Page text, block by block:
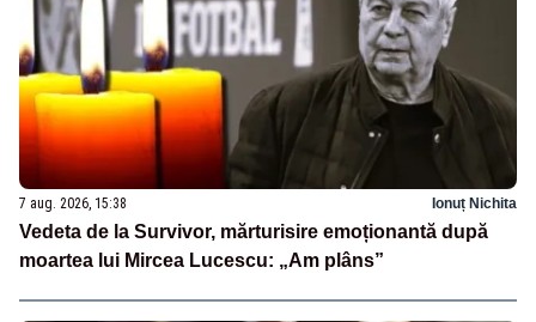
7 aug. 2026, 15:38 Ionuț Nichita
Vedeta de la Survivor, mărturisire emoționantă după
moartea lui Mircea Lucescu: „Am plâns”